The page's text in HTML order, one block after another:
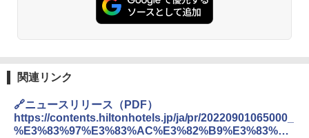
￥14,800
￥2,980
関連リンク
🔗ニュースリリース（PDF）
https://contents.hiltonhotels.jp/ja/pr/20220901065000_
%E3%83%97%E3%83%AC%E3%82%B9%E3%83%AA